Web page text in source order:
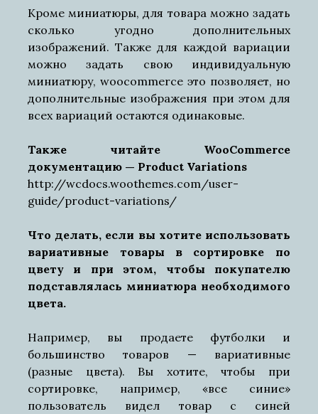
Кроме миниатюры, для товара можно задать
сколько угодно дополнительных
изображений. Также для каждой вариации
можно задать свою индивидуальную
миниатюру, woocommerce это позволяет, но
дополнительные изображения при этом для
всех вариаций остаются одинаковые.
Также читайте WooCommerce
документацию — Product Variations
http://wcdocs.woothemes.com/user-
guide/product-variations/
Что делать, если вы хотите использовать
вариативные товары в сортировке по
цвету и при этом, чтобы покупателю
подставлялась миниатюра необходимого
цвета.
Например, вы продаете футболки и
большинство товаров — вариативные
(разные цвета). Вы хотите, чтобы при
сортировке, например, «все синие»
пользователь видел товар с синей